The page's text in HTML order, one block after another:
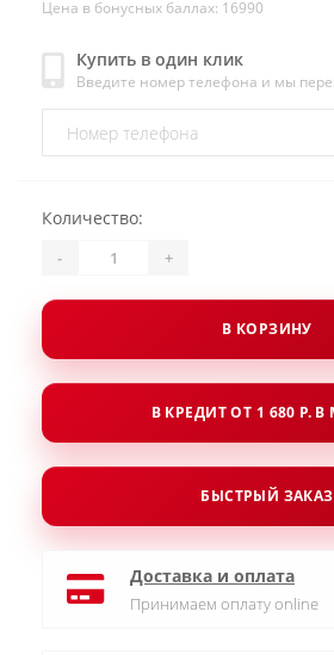
Цена в бонусных баллах: 16990
Купить в один клик
Введите номер телефона и мы
Количество:
- +
В КОРЗИНУ
В КРЕДИТ ОТ 1 680 Р.
БЫСТРЫЙ ЗАКАЗ
Доставка и оплата
Принимаем оплату online